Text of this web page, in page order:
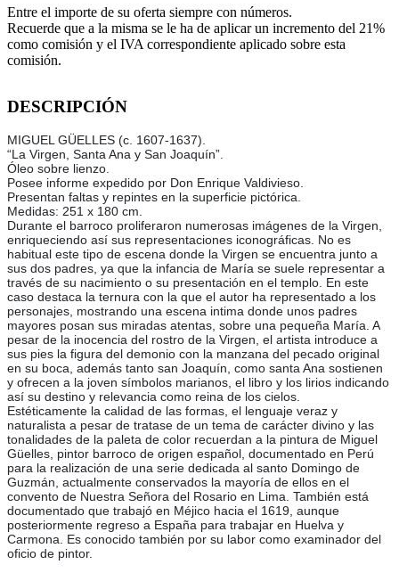
Entre el importe de su oferta siempre con números.
Recuerde que a la misma se le ha de aplicar un incremento del 21%
como comisión y el IVA correspondiente aplicado sobre esta
comisión.
DESCRIPCIÓN
MIGUEL GÜELLES (c. 1607-1637).
“La Virgen, Santa Ana y San Joaquín”.
Óleo sobre lienzo.
Posee informe expedido por Don Enrique Valdivieso.
Presentan faltas y repintes en la superficie pictórica.
Medidas: 251 x 180 cm.
Durante el barroco proliferaron numerosas imágenes de la Virgen,
enriqueciendo así sus representaciones iconográficas. No es
habitual este tipo de escena donde la Virgen se encuentra junto a
sus dos padres, ya que la infancia de María se suele representar a
través de su nacimiento o su presentación en el templo. En este
caso destaca la ternura con la que el autor ha representado a los
personajes, mostrando una escena intima donde unos padres
mayores posan sus miradas atentas, sobre una pequeña María. A
pesar de la inocencia del rostro de la Virgen, el artista introduce a
sus pies la figura del demonio con la manzana del pecado original
en su boca, además tanto san Joaquín, como santa Ana sostienen
y ofrecen a la joven símbolos marianos, el libro y los lirios indicando
así su destino y relevancia como reina de los cielos.
Estéticamente la calidad de las formas, el lenguaje veraz y
naturalista a pesar de tratase de un tema de carácter divino y las
tonalidades de la paleta de color recuerdan a la pintura de Miguel
Güelles, pintor barroco de origen español, documentado en Perú
para la realización de una serie dedicada al santo Domingo de
Guzmán, actualmente conservados la mayoría de ellos en el
convento de Nuestra Señora del Rosario en Lima. También está
documentado que trabajó en Méjico hacia el 1619, aunque
posteriormente regreso a España para trabajar en Huelva y
Carmona. Es conocido también por su labor como examinador del
oficio de pintor.